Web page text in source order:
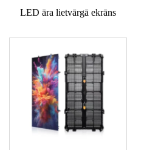
LED āra lietvārgā ekrāns